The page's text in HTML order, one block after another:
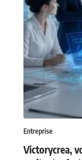
Entreprise
Victorycrea,